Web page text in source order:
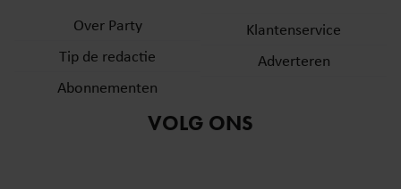
partners kunnen deze gegevens combineren met andere
informatie die u aan ze heeft verstrekt of die ze hebben
gaat akkoord met onze cookies als u onze website blijft
Over Party
Tip de redactie
Abonnementen
Klantenservice
Adverteren
VOLG ONS